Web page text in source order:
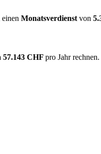
Monatsverdienst von
57.143 CHF pro Jahr